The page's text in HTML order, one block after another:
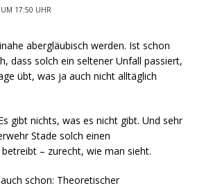
17:50 UHR
abergläubisch werden. Ist schon
dass solch ein seltener Unfall passiert,
übt, was ja auch nicht alltäglich
gibt nichts, was es nicht gibt. Und sehr
Stade solch einen
– zurecht, wie man sieht.
schon: Theoretischer